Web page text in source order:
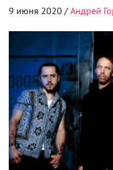
9 июня 2020 / Андрей